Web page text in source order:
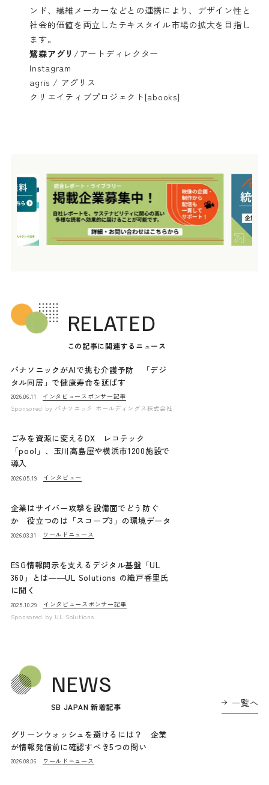
ンド、繊維メーカーなどとの連携により、デザイン性と
社会的価値を両立したテキスタイル市場の拡大を目指し
ます。
鷺森アグリ /アートディレクター
Instagram
agris / アグリス
クリエイティブプロジェクト[abooks]
RELATED
この記事に関連するニュース
パナソニックがAIで挑む介護予防 「デジ
タル同居」で健康寿命を延ばす
2026.06.11 インタビュー スポンサー記事
Sponsored by パナソニック ホールディングス株式会社
ごみを資源に変えるDX レコテック
「pool」、玉川高島屋や横浜市1200施設で
導入
2026.05.19 インタビュー
企業はサイバー攻撃を設備面でどう防ぐ
か 役立つのは「スコープ3」の環境データ
2026.03.31 ワールドニュース
ESG情報開示を支えるデジタル基盤「UL
360」とは――UL Solutions の織戸香里氏
に聞く
2025.10.29 インタビュー スポンサー記事
Sponsored by UL Solutions
NEWS
SB JAPAN 新着記事 一覧へ
グリーンウォッシュを避けるには？ 企業
が情報発信前に確認すべき5つの問い
2026.08.06 ワールドニュース